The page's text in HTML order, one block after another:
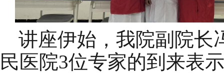
讲座伊始，我院副院长
民医院3位专家的到来表